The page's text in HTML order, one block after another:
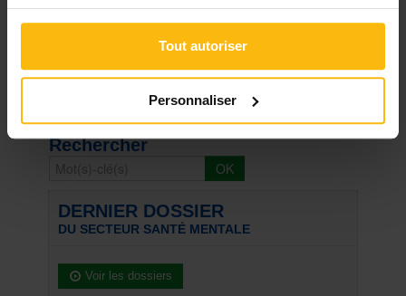
Tout autoriser
Personnaliser
Rechercher
DERNIER DOSSIER
DU SECTEUR SANTÉ MENTALE
Voir les dossiers